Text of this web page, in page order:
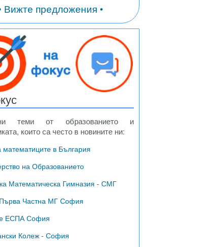
Вижте предложения •
теми от образованието и
които са често в новините ни:
в България
на Образованието
Математическа Гимназия - СМГ
Частна МГ София
ЕСПА София
Колеж - София